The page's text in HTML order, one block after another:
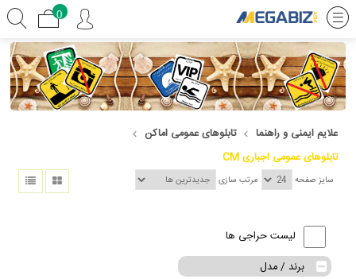
0
علایم ایمنی و راهنما
تابلوهای عمومی اماکن
تابلوهای عمومی اجباری CM
سایز صفحه مرتب سازی
لیست حراجی ها
برند / مدل